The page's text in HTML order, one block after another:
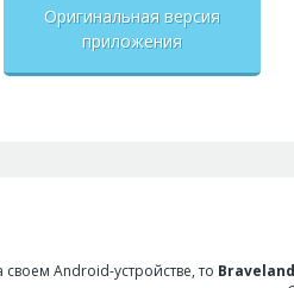
Оригинальная версия
приложения
Android-устройстве, то